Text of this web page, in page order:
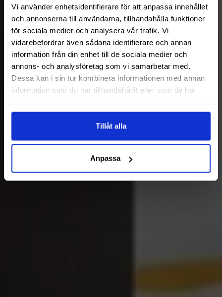
Vi använder enhetsidentifierare för att anpassa innehållet
och annonserna till användarna, tillhandahålla funktioner
för sociala medier och analysera vår trafik. Vi
vidarebefordrar även sådana identifierare och annan
information från din enhet till de sociala medier och
annons- och analysföretag som vi samarbetar med.
Dessa kan i sin tur kombinera informationen med annan
information som du har tillhandahållit eller som de har
Tillåt alla
Anpassa